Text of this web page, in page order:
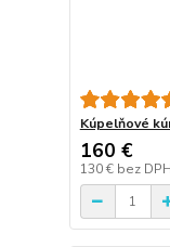
Kúpelňové
160 €
130 € bez DPH